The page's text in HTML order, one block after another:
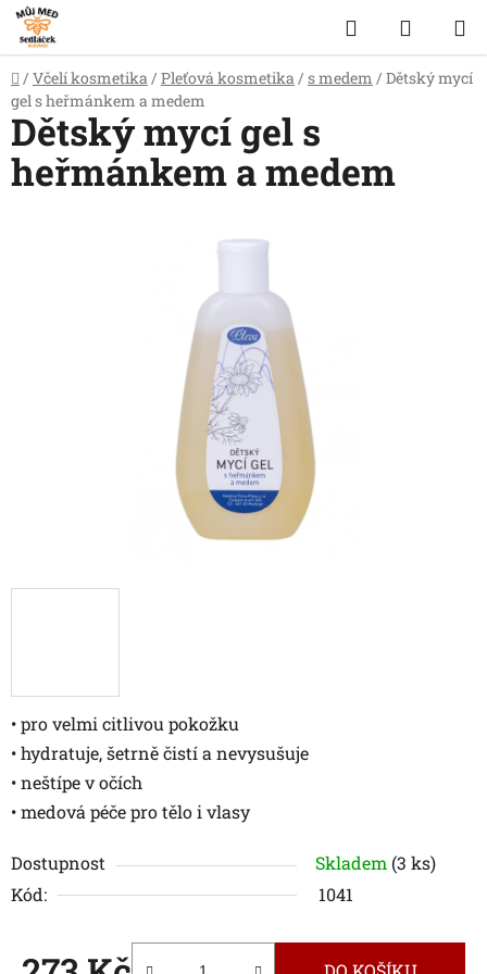
Přejít
na
obsah
Hledat
KOŠÍK
Domů
/ Včelí kosmetika / Pleťová kosmetika / s medem / Dětský mycí
gel s heřmánkem a medem
• pro velmi citlivou pokožku
• hydratuje, šetrně čistí a nevysušuje
• neštípe v očích
• medová péče pro tělo i vlasy
Dostupnost Skladem (3 ks)
Kód:
1041
Dětský mycí gel s
heřmánkem a medem